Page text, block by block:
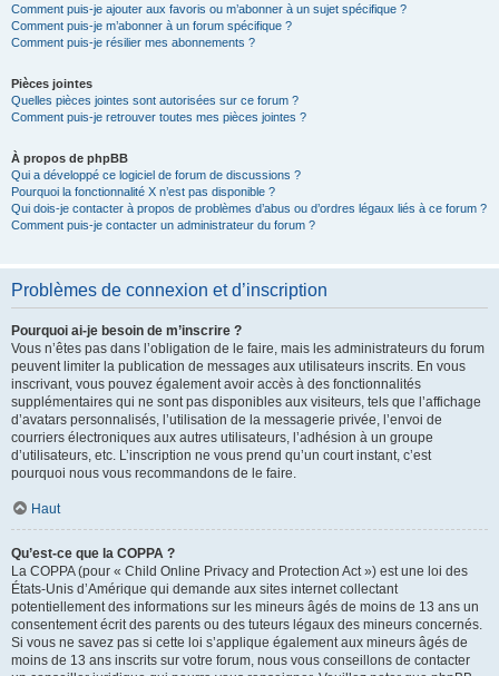
Comment puis-je ajouter aux favoris ou m’abonner à un sujet spécifique ?
Comment puis-je m’abonner à un forum spécifique ?
Comment puis-je résilier mes abonnements ?
Pièces jointes
Quelles pièces jointes sont autorisées sur ce forum ?
Comment puis-je retrouver toutes mes pièces jointes ?
À propos de phpBB
Qui a développé ce logiciel de forum de discussions ?
Pourquoi la fonctionnalité X n’est pas disponible ?
Qui dois-je contacter à propos de problèmes d’abus ou d’ordres légaux liés à ce forum ?
Comment puis-je contacter un administrateur du forum ?
Problèmes de connexion et d’inscription
Pourquoi ai-je besoin de m’inscrire ?
Vous n’êtes pas dans l’obligation de le faire, mais les administrateurs du forum
peuvent limiter la publication de messages aux utilisateurs inscrits. En vous
inscrivant, vous pouvez également avoir accès à des fonctionnalités
supplémentaires qui ne sont pas disponibles aux visiteurs, tels que l’affichage
d’avatars personnalisés, l’utilisation de la messagerie privée, l’envoi de
courriers électroniques aux autres utilisateurs, l’adhésion à un groupe
d’utilisateurs, etc. L’inscription ne vous prend qu’un court instant, c’est
pourquoi nous vous recommandons de le faire.
Haut
Qu’est-ce que la COPPA ?
La COPPA (pour « Child Online Privacy and Protection Act ») est une loi des
États-Unis d’Amérique qui demande aux sites internet collectant
potentiellement des informations sur les mineurs âgés de moins de 13 ans un
consentement écrit des parents ou des tuteurs légaux des mineurs concernés.
Si vous ne savez pas si cette loi s’applique également aux mineurs âgés de
moins de 13 ans inscrits sur votre forum, nous vous conseillons de contacter